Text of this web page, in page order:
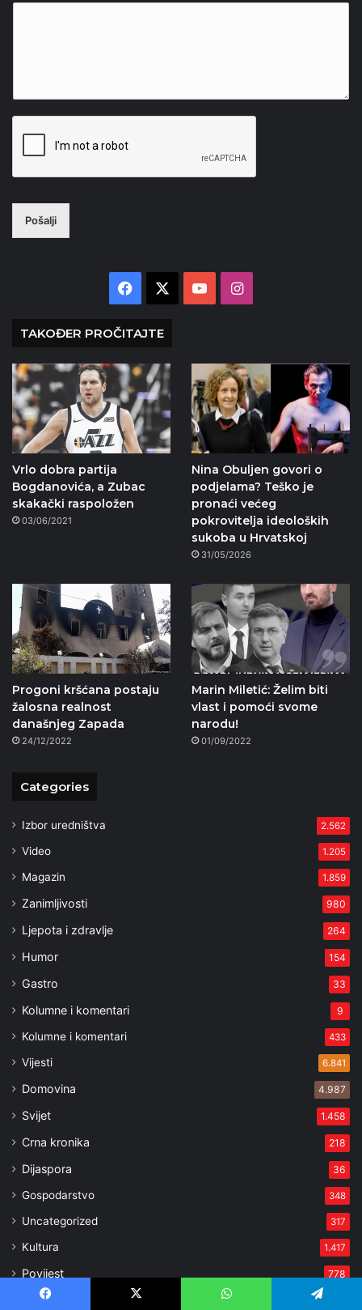
Pošalji
Facebook YouTubeInstagram
TAKOĐER PROČITAJTE
Vrlo dobra partija
Bogdanovića, a Zubac
skakački raspoložen
03/06/2021
Nina Obuljen govori o
podjelama? Teško je
pronaći većeg
pokrovitelja ideoloških
sukoba u Hrvatskoj
31/05/2026
Progoni kršćana postaju
žalosna realnost
današnjeg Zapada
24/12/2022
Marin Miletić: Želim biti
vlast i pomoći svome
narodu!
01/09/2022
Categories
Izbor uredništva 2.562
Video 1.205
Magazin 1.859
Zanimljivosti 980
Ljepota i zdravlje 264
Humor 154
Gastro 33
Kolumne i komentari 9
Kolumne i komentari 433
Vijesti 6.841
Domovina 4.987
Svijet 1.458
Crna kronika 218
Dijaspora 36
Gospodarstvo 348
Uncategorized 317
Kultura 1.417
Povijest 778
Vjera